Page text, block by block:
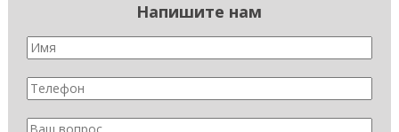
Напишите нам